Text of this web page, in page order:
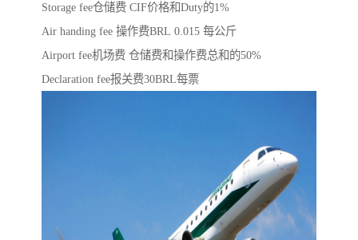
Storage fee仓储费 CIF价格和Duty的1%
Air handing fee 操作费BRL 0.015 每公斤
Airport fee机场费 仓储费和操作费总和的50%
Declaration fee报关费30BRL每票